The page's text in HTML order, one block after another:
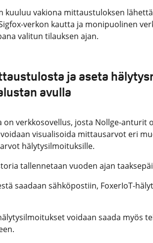
kuuluu vakiona mittaustuloksen
verkon kautta ja monipuolinen
valitun tilauksen ajan.
ja aseta
avulla
on verkkosovellus, josta Nollge-anturit
visualisoida mittausarvot eri
hälytysilmoituksille.
tallennetaan vuoden ajan
saadaan sähköpostiin, FoxerIoT-
voidaan saada myös